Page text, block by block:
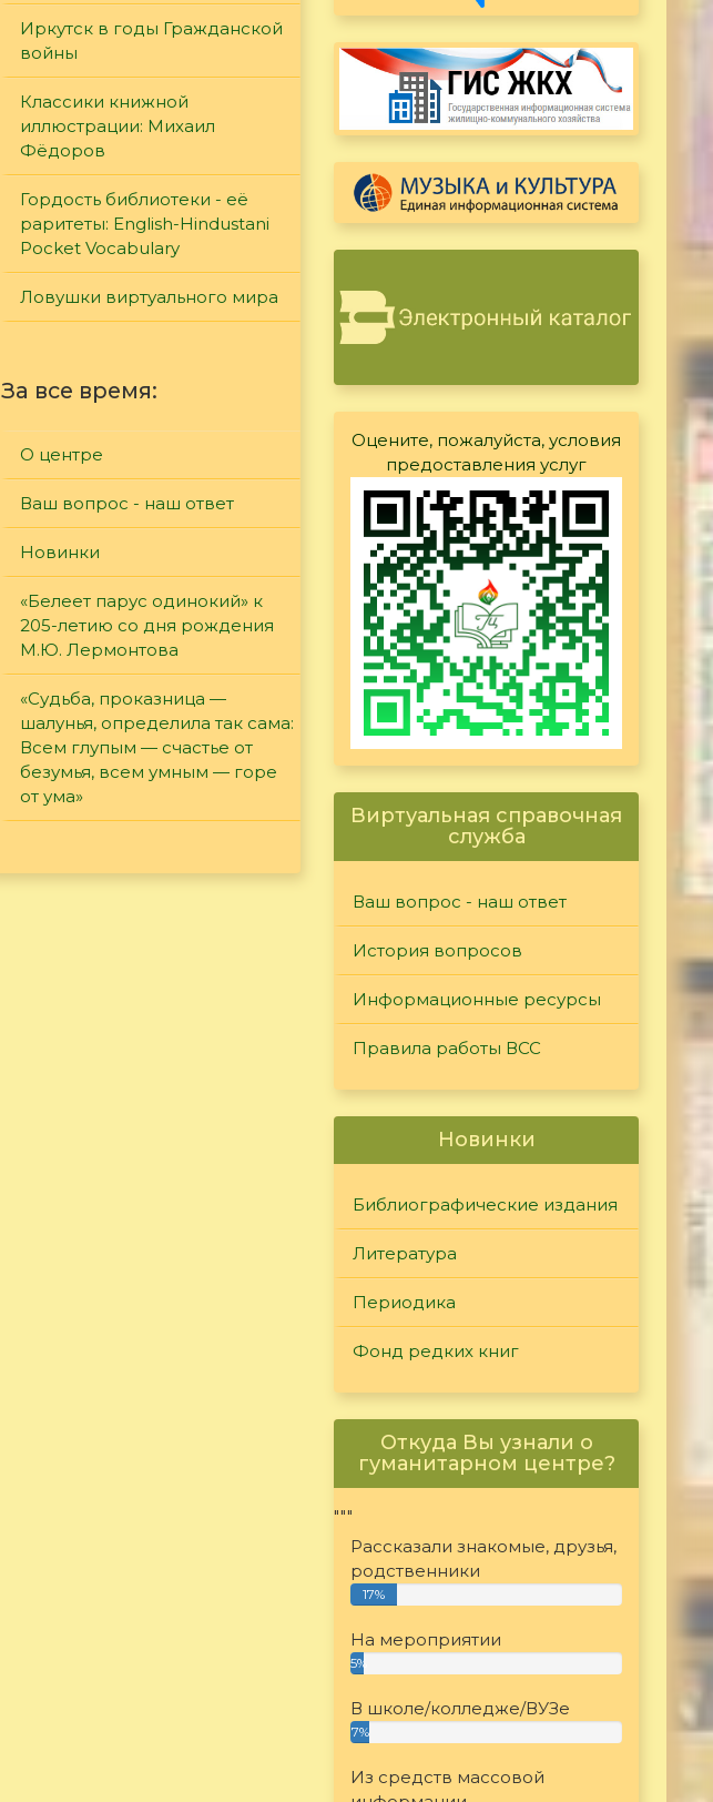
Иркутск в годы Гражданской
войны
Классики книжной
иллюстрации: Михаил
Фёдоров
Гордость библиотеки - её
раритеты: English-Hindustani
Pocket Vocabulary
Ловушки виртуального мира
За все время:
О центре
Ваш вопрос - наш ответ
Новинки
«Белеет парус одинокий» к
205-летию со дня рождения
М.Ю. Лермонтова
«Судьба, проказница —
шалунья, определила так сама:
Всем глупым — счастье от
безумья, всем умным — горе
от ума»
Оцените, пожалуйста, условия
предоставления услуг
Виртуальная справочная
служба
Ваш вопрос - наш ответ
История вопросов
Информационные ресурсы
Правила работы ВСС
Новинки
Библиографические издания
Литература
Периодика
Фонд редких книг
Откуда Вы узнали о
гуманитарном центре?
"""
Рассказали знакомые, друзья,
родственники
17%
На мероприятии
5%
В школе/колледже/ВУЗе
7%
Из средств массовой